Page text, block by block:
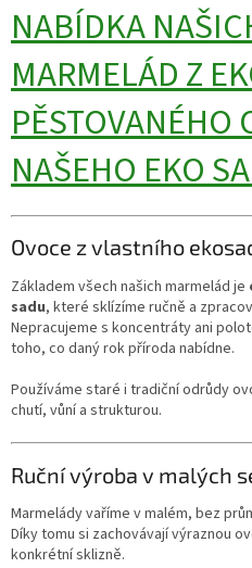
NABÍDKA
MARMELÁD Z
PĚSTOVANÉHO
NAŠEHO EKO
Ovoce z vlastního
Základem všech našich marmelád je
sadu, které sklízíme ručně a
Nepracujeme s koncentráty ani
toho, co daný rok příroda nabídne.
Používáme staré i tradiční odrůdy
chutí, vůní a strukturou.
Ruční výroba v malých
Marmelády vaříme v malém, bez
Díky tomu si zachovávají výraznou
konkrétní sklizně.